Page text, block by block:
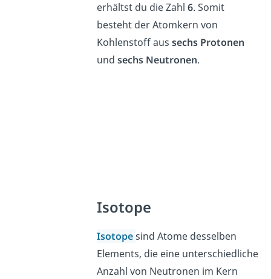
erhältst du die Zahl 6. Somit
besteht der Atomkern von
Kohlenstoff aus sechs Protonen
und sechs Neutronen.
Isotope
Isotopesind Atomedesselben
Elements, dieeine unterschiedliche
Anzahl von Neutronen im Kern